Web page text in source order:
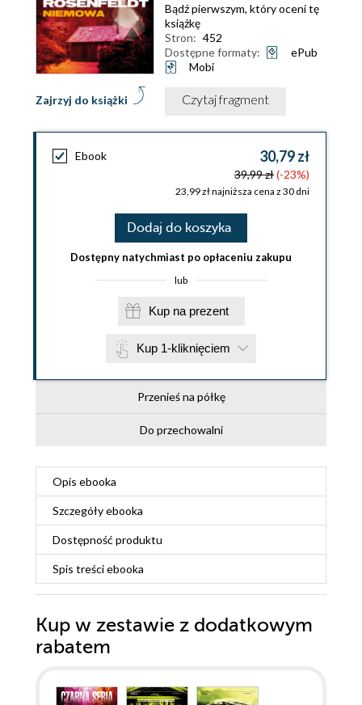
Zajrzyj do książki
Bądź pierwszym, który oceni tę
książkę
Stron: 452
Dostępne formaty:
ePub
Mobi
Czytaj fragment
Ebook 30,79 zł
39,99 zł(-23%)
23,99 zł najniższa cena z 30 dni
Dodaj do koszyka
Dostępny natychmiast po opłaceniu zakupu
lub
Kup na prezent
Kup 1-kliknięciem
Przenieś na półkę
Do przechowalni
Opis ebooka
Szczegółyebooka
Dostępność produktu
Spis treściebooka
Kup w zestawie z dodatkowym
rabatem